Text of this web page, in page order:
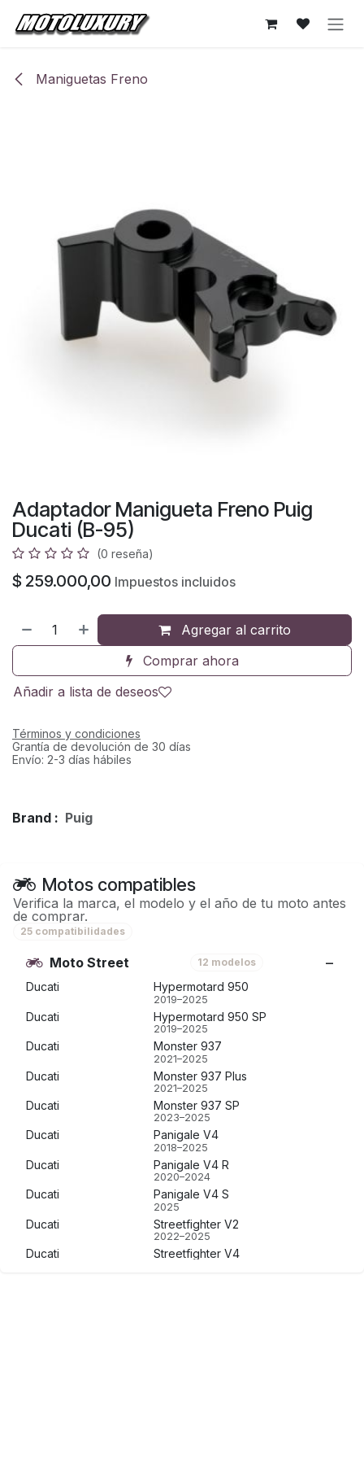
Ir al contenido
Maniguetas Freno
Adaptador Manigueta Freno Puig
Ducati (B-95)
(0 reseña)
$ 259.000,00 Impuestos incluidos
Agregar al carrito
Comprar ahora
Añadir a lista de deseos
Términos y condiciones
Grantía de devolución de 30 días
Envío: 2-3 días hábiles
Brand : Puig
Motos compatibles
Verifica la marca, el modelo y el año de tu moto antes
de comprar.
25 compatibilidades
Moto Street 12 modelos
Ducati Hypermotard 950
2019–2025
Ducati Hypermotard 950 SP
2019–2025
Ducati Monster 937
2021–2025
Ducati Monster 937 Plus
2021–2025
Ducati Monster 937 SP
2023–2025
Ducati Panigale V4
2018–2025
Ducati Panigale V4 R
2020–2024
Ducati Panigale V4 S
2025
Ducati Streetfighter V2
2022–2025
Ducati Streetfighter V4